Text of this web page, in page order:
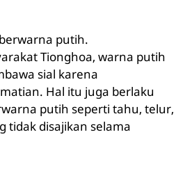
putih.
Tionghoa, warna putih
sial karena
Hal itu juga berlaku
putih seperti tahu, telur,
tidak disajikan selama